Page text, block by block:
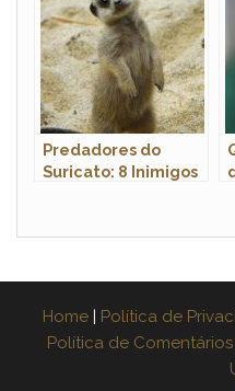
Predadores do
Suricato: 8 Inimigos
Home | Política de
Política de Comentários